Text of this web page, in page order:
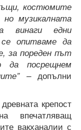
костюмите
музикалната
едни
опитваме да
за пореден път
да посрещнем
– допълни
крепост
впечатляващ
вакханалии с